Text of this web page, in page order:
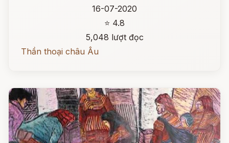
16-07-2020
⭐ 4.8
5,048 lượt đọc
Thần thoại châu Âu